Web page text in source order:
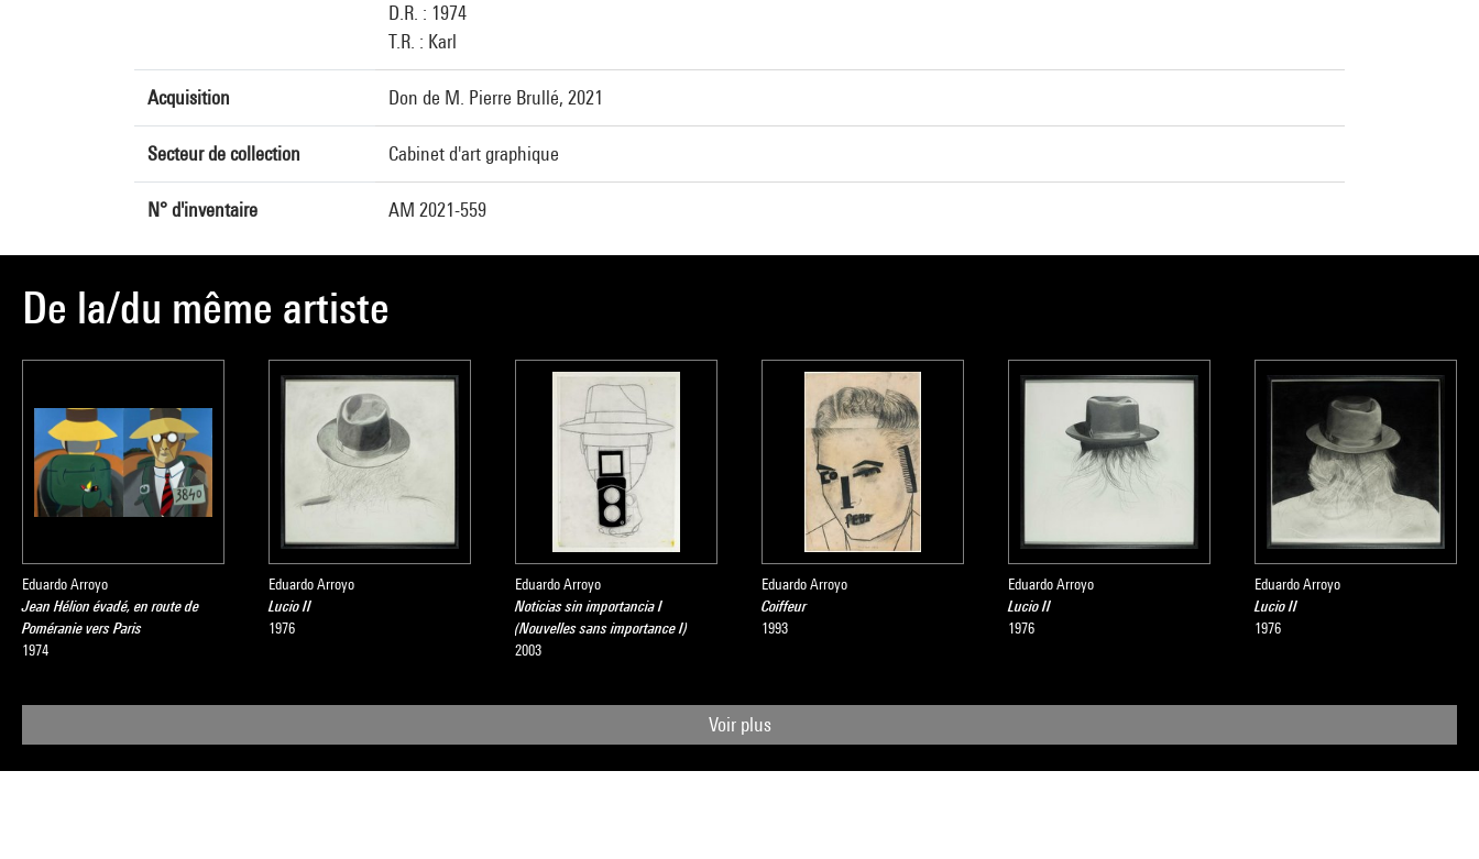
D.R. : 1974
T.R. : Karl
Acquisition Don de M. Pierre Brullé, 2021
Secteur de collection Cabinet d'art graphique
N° d'inventaire AM 2021-559
De la/du même artiste
Eduardo Arroyo
Jean Hélion évadé, en route de
Poméranie vers Paris
1974
Eduardo Arroyo
Lucio II
1976
Eduardo Arroyo
Noticias sin importancia I
(Nouvelles sans importance I)
2003
Eduardo Arroyo
Coiffeur
1993
Eduardo Arroyo
Lucio II
1976
Eduardo Arroyo
Lucio II
1976
Voir plus